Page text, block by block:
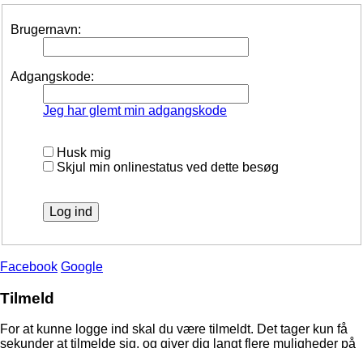
Brugernavn:
Adgangskode:
Jeg har glemt min adgangskode
Husk mig
Skjul min onlinestatus ved dette besøg
Facebook Google
Tilmeld
For at kunne logge ind skal du være tilmeldt. Det tager kun få
sekunder at tilmelde sig, og giver dig langt flere muligheder på